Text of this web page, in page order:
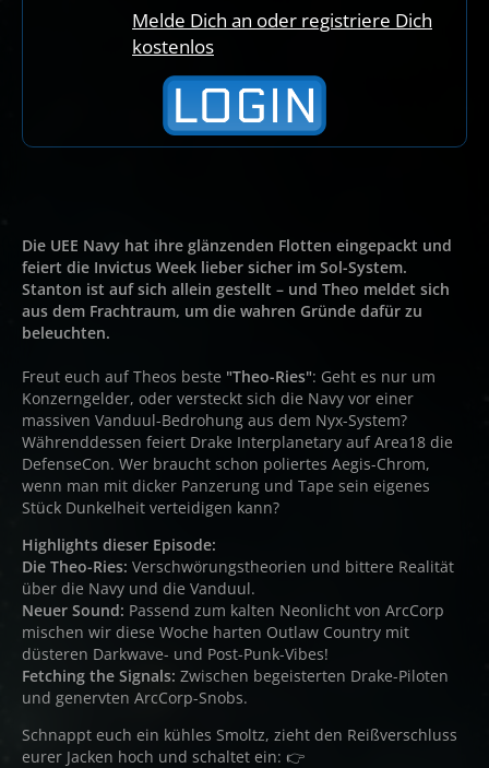
Melde Dich an oder registriere Dich
kostenlos
Die UEE Navy hat ihre glänzenden Flotten eingepackt und
feiert die Invictus Week lieber sicher im Sol-System.
Stanton ist auf sich allein gestellt – und Theo meldet sich
aus dem Frachtraum, um die wahren Gründe dafür zu
beleuchten.
Freut euch auf Theos beste "Theo-Ries": Geht es nur um
Konzerngelder, oder versteckt sich die Navy vor einer
massiven Vanduul-Bedrohung aus dem Nyx-System?
Währenddessen feiert Drake Interplanetary auf Area18 die
DefenseCon. Wer braucht schon poliertes Aegis-Chrom,
wenn man mit dicker Panzerung und Tape sein eigenes
Stück Dunkelheit verteidigen kann?
Highlights dieser Episode:
Die Theo-Ries: Verschwörungstheorien und bittere Realität
über die Navy und die Vanduul.
Neuer Sound: Passend zum kalten Neonlicht von ArcCorp
mischen wir diese Woche harten Outlaw Country mit
düsteren Darkwave- und Post-Punk-Vibes!
Fetching the Signals: Zwischen begeisterten Drake-Piloten
und genervten ArcCorp-Snobs.
Schnappt euch ein kühles Smoltz, zieht den Reißverschluss
eurer Jacken hoch und schaltet ein: 👉